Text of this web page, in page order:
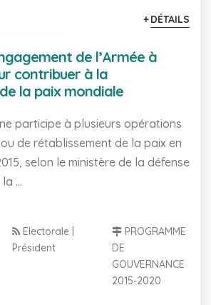
DÉTAILS
de l’Armée à
contribuer à la
la paix mondiale
participe à plusieurs opérations
de rétablissement de la paix en
selon le ministère de la défense
...
Electorale |
Président
PROGRAMME
DE
GOUVERNANCE
2015-2020